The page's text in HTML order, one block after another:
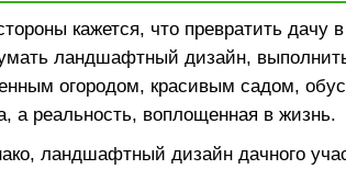
кажется, что превратить дачу
ландшафтный дизайн,
огородом, красивым садом,
а реальность, воплощенная в жизнь.
ландшафтный дизайн дачного